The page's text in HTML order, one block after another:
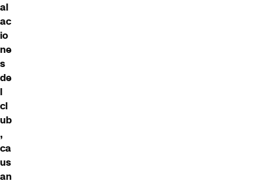
al
ac
io
ne
s
de
l
cl
ub
,
ca
us
an